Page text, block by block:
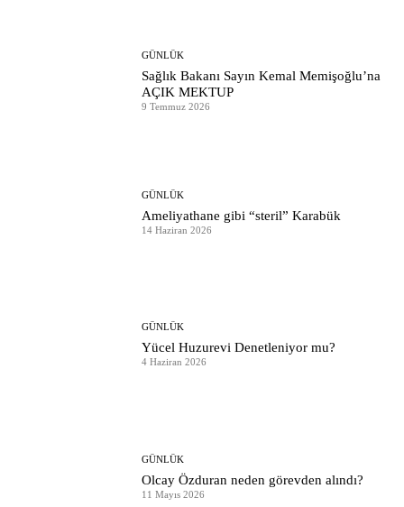
GÜNLÜK
Sağlık Bakanı Sayın Kemal Memişoğlu’na
AÇIK MEKTUP
9 Temmuz 2026
GÜNLÜK
Ameliyathane gibi “steril” Karabük
14 Haziran 2026
GÜNLÜK
Yücel Huzurevi Denetleniyor mu?
4 Haziran 2026
GÜNLÜK
Olcay Özduran neden görevden alındı?
11 Mayıs 2026